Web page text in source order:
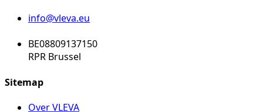
info@vleva.eu
BE08809137150
RPR Brussel
Sitemap
Over VLEVA